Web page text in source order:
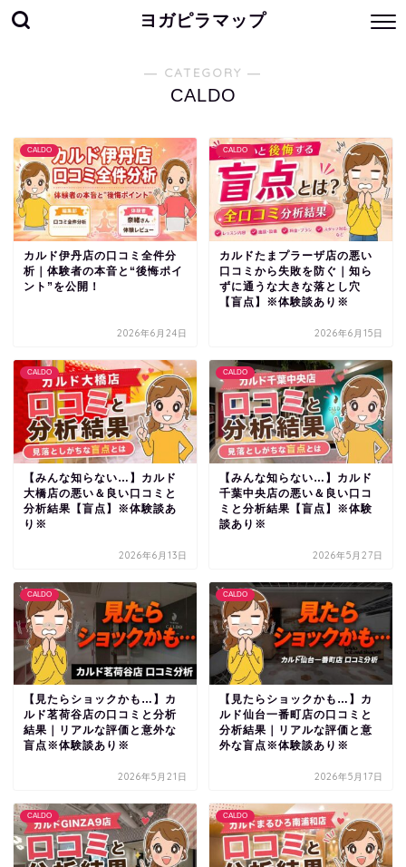
ヨガピラマップ
― CATEGORY ―
CALDO
CALDO
カルド伊丹店の口コミ全件分
析｜体験者の本音と“後悔ポイ
ント”を公開！
2026年6月24日
CALDO
カルドたまプラーザ店の悪い
口コミから失敗を防ぐ｜知ら
ずに通うな大きな落とし穴
【盲点】※体験談あり※
2026年6月15日
CALDO
【みんな知らない…】カルド
大橋店の悪い＆良い口コミと
分析結果【盲点】※体験談あ
り※
2026年6月13日
CALDO
【みんな知らない…】カルド
千葉中央店の悪い＆良い口コ
ミと分析結果【盲点】※体験
談あり※
2026年5月27日
CALDO
【見たらショックかも…】カ
ルド茗荷谷店の口コミと分析
結果｜リアルな評価と意外な
盲点※体験談あり※
2026年5月21日
CALDO
【見たらショックかも…】カ
ルド仙台一番町店の口コミと
分析結果｜リアルな評価と意
外な盲点※体験談あり※
2026年5月17日
CALDO CALDO